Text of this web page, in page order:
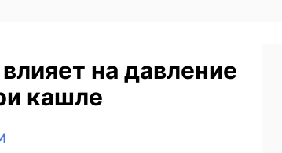
на давление
кашле